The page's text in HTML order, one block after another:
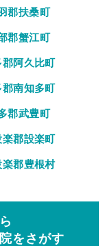
郡扶桑町
郡蟹江町
郡阿久比町
郡南知多町
郡武豊町
楽郡設楽町
楽郡豊根村
をさがす